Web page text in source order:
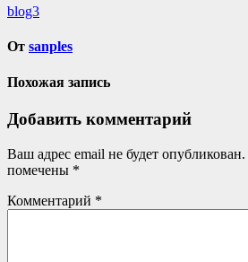
Навигация
по
blog3
От sanples
Похожая запись
Добавить комментарий
Ваш адрес email не будет опубликован.
помечены *
Комментарий *